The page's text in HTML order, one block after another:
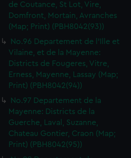
de Coutance, St Lot, Vire,
Domfront, Mortain, Avranches
(Map; Print) (PBH8042(93))
No.96 Departement de l'Ille et
Vilaine, et de la Mayenne:
Districts de Fougeres, Vitre,
Erness, Mayenne, Lassay (Map;
Print) (PBH8042(94))
No.97 Departement de la
Mayenne: Districts de la
Guerche, Laval, Suzanne,
Chateau Gontier, Craon (Map;
Print) (PBH8042(95))